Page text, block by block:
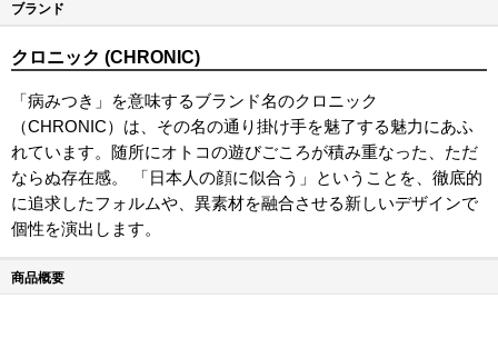
ブランド
クロニック (CHRONIC)
「病みつき」を意味するブランド名のクロニック
（CHRONIC）は、その名の通り掛け手を魅了する魅力にあふ
れています。随所にオトコの遊びごころが積み重なった、ただ
ならぬ存在感。 「日本人の顔に似合う」ということを、徹底的
に追求したフォルムや、異素材を融合させる新しいデザインで
個性を演出します。
商品概要